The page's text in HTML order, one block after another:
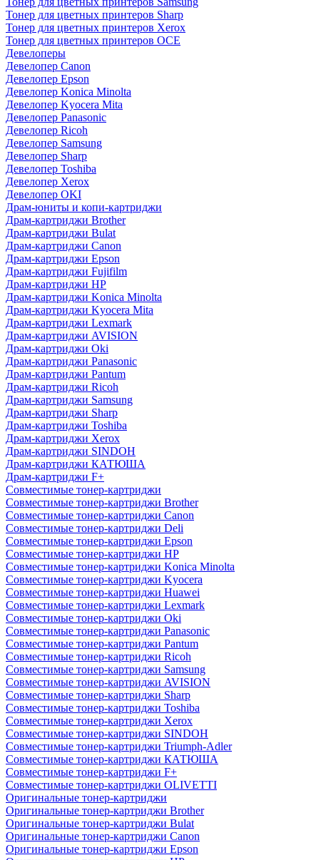
Тонер для цветных принтеров Sharp
Тонер для цветных принтеров Xerox
Тонер для цветных принтеров OCE
Девелоперы
Девелопер Canon
Девелопер Epson
Девелопер Konica Minolta
Девелопер Kyocera Mita
Девелопер Panasonic
Девелопер Ricoh
Девелопер Samsung
Девелопер Sharp
Девелопер Toshiba
Девелопер Xerox
Девелопер OKI
Драм-юниты и копи-картриджи
Драм-картриджи Brother
Драм-картриджи Bulat
Драм-картриджи Canon
Драм-картриджи Epson
Драм-картриджи Fujifilm
Драм-картриджи HP
Драм-картриджи Konica Minolta
Драм-картриджи Kyocera Mita
Драм-картриджи Lexmark
Драм-картриджи AVISION
Драм-картриджи Oki
Драм-картриджи Panasonic
Драм-картриджи Pantum
Драм-картриджи Ricoh
Драм-картриджи Samsung
Драм-картриджи Sharp
Драм-картриджи Toshiba
Драм-картриджи Xerox
Драм-картриджи SINDOH
Драм-картриджи КАТЮША
Драм-картриджи F+
Совместимые тонер-картриджи
Совместимые тонер-картриджи Brother
Совместимые тонер-картриджи Canon
Совместимые тонер-картриджи Deli
Совместимые тонер-картриджи Epson
Совместимые тонер-картриджи HP
Совместимые тонер-картриджи Konica Minolta
Совместимые тонер-картриджи Kyocera
Совместимые тонер-картриджи Huawei
Совместимые тонер-картриджи Lexmark
Совместимые тонер-картриджи Oki
Совместимые тонер-картриджи Panasonic
Совместимые тонер-картриджи Pantum
Совместимые тонер-картриджи Ricoh
Совместимые тонер-картриджи Samsung
Совместимые тонер-картриджи AVISION
Совместимые тонер-картриджи Sharp
Совместимые тонер-картриджи Toshiba
Совместимые тонер-картриджи Xerox
Совместимые тонер-картриджи SINDOH
Совместимые тонер-картриджи Triumph-Adler
Совместимые тонер-картриджи КАТЮША
Совместимые тонер-картриджи F+
Совместимые тонер-картриджи OLIVETTI
Оригинальные тонер-картриджи
Оригинальные тонер-картриджи Brother
Оригинальные тонер-картриджи Bulat
Оригинальные тонер-картриджи Canon
Оригинальные тонер-картриджи Epson